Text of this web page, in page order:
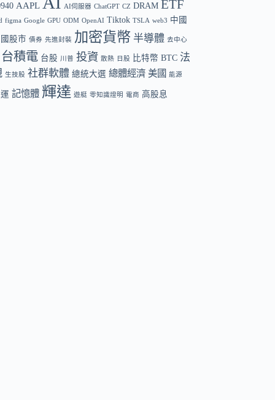
AAPL AI伺服器 ChatGPT CZ DRAM ETF
figma Google GPU ODM OpenAI Tiktok TSLA web3 中國
股市 債券 先進封裝 加密貨幣 半導體 去中心
台積電 台股 川普 投資 散熱 日股 比特幣 BTC 法
生技股 社群軟體 總統大選 總體經濟 美國 能源
記憶體 輝達 遊艇 零知識證明 電商 高股息